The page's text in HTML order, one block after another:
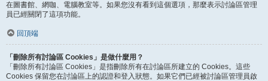
在圖書館、網咖、電腦教室等。如果您沒有看到這個選項，那麼表示討論區管理
員已經關閉了這項功能。
回頂端
「刪除所有討論區 Cookies」是做什麼用？
「刪除所有討論區 Cookies」是指刪除所有在討論區所建立的 Cookies。這些
Cookies 保留您在討論區上的認證和登入狀態。如果它們已經被討論區管理員啟